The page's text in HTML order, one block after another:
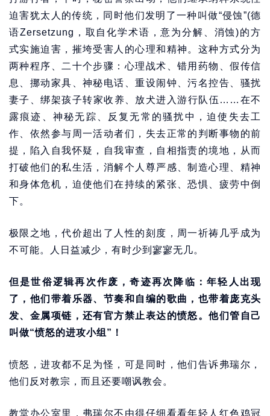
迫害犹太人的传统，同时他们发明了一种叫做“侵蚀”(德
语Zersetzung，取自化学术语，意为分解、消蚀)的方
式实施迫害，摧垮受害人的心理和精神。这种方式分为
两种程序、二十个步骤：心理战术、错用药物、假传信
息、挪动家具、神秘电话、重设闹钟、污名控告、骚扰
妻子、绑架孩子转家收养、放犬进入游行队伍……在不
露痕迹、神秘无踪、反复无常的骚扰中，迫使失去工
作、依然参与周一活动者们，失去正常的判断事物的前
提，陷入自我怀疑，自我审查，自相指责的境地，从而
打破他们的私生活，消解个人尊严感、制造心理、精神
和身体危机，迫使他们在持续的紧张、恐惧、疲劳中倒
下。
极限之地，代价超出了人性的刻度，周一祈祷几乎成为
不可能。人日益减少，有时少到寥寥无几。
但是世俗逻辑再次作废，奇迹再次降临：年轻人出现
了，他们带着乐器、节奏和自编的歌曲，也带着庞克头
发、金属项链，还有官方禁止表达的愤怒。他们管自己
叫做“愤怒的进攻小组”！
愤怒，进攻都不足为怪，可是同时，他们告诉弗瑞尔，
他们反对教宗，而且还要嘲讽教会。
教堂办公室里，弗瑞尔不由得仔细看看年轻人红色鸡冠